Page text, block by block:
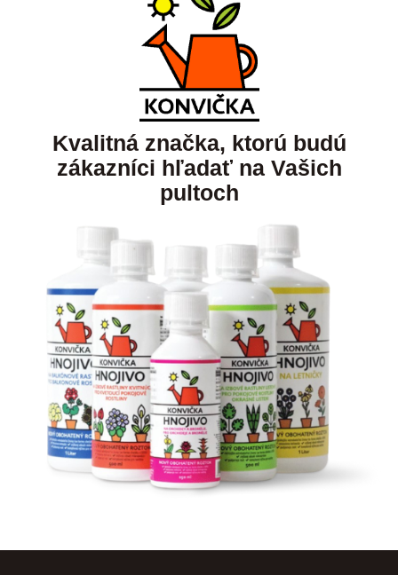
Kvalitná značka, ktorú budú
zákazníci hľadať na Vašich
pultoch